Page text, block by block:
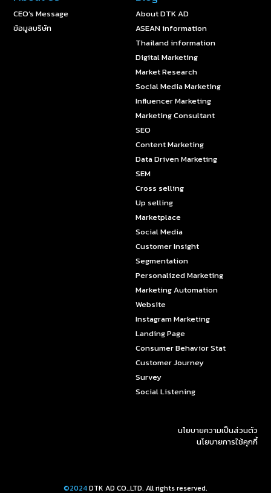
CEO’s Message
ข้อมูลบริษัท
About DTK AD
ASEAN information
Thailand information
Digital Marketing
Market Research
Social Media Marketing
Influencer Marketing
Marketing Consultant
SEO
Content Marketing
Data Driven Marketing
SEM
Cross selling
Up selling
Marketplace
Social Media
Customer Insight
Segmentation
Personalized Marketing
Marketing Automation
Website
Instagram Marketing
Landing Page
Consumer Behavior Stat
Customer Journey
Survey
Social Listening
นโยบายความเป็นส่วนตัว
นโยบายการใช้คุกกี้
©2024DTK AD CO.,LTD. All rights reserved.